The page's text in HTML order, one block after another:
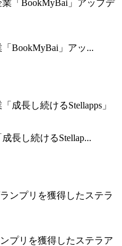
BookMyBai」アッ...
長し続けるStellap...
プリを獲得したステラア